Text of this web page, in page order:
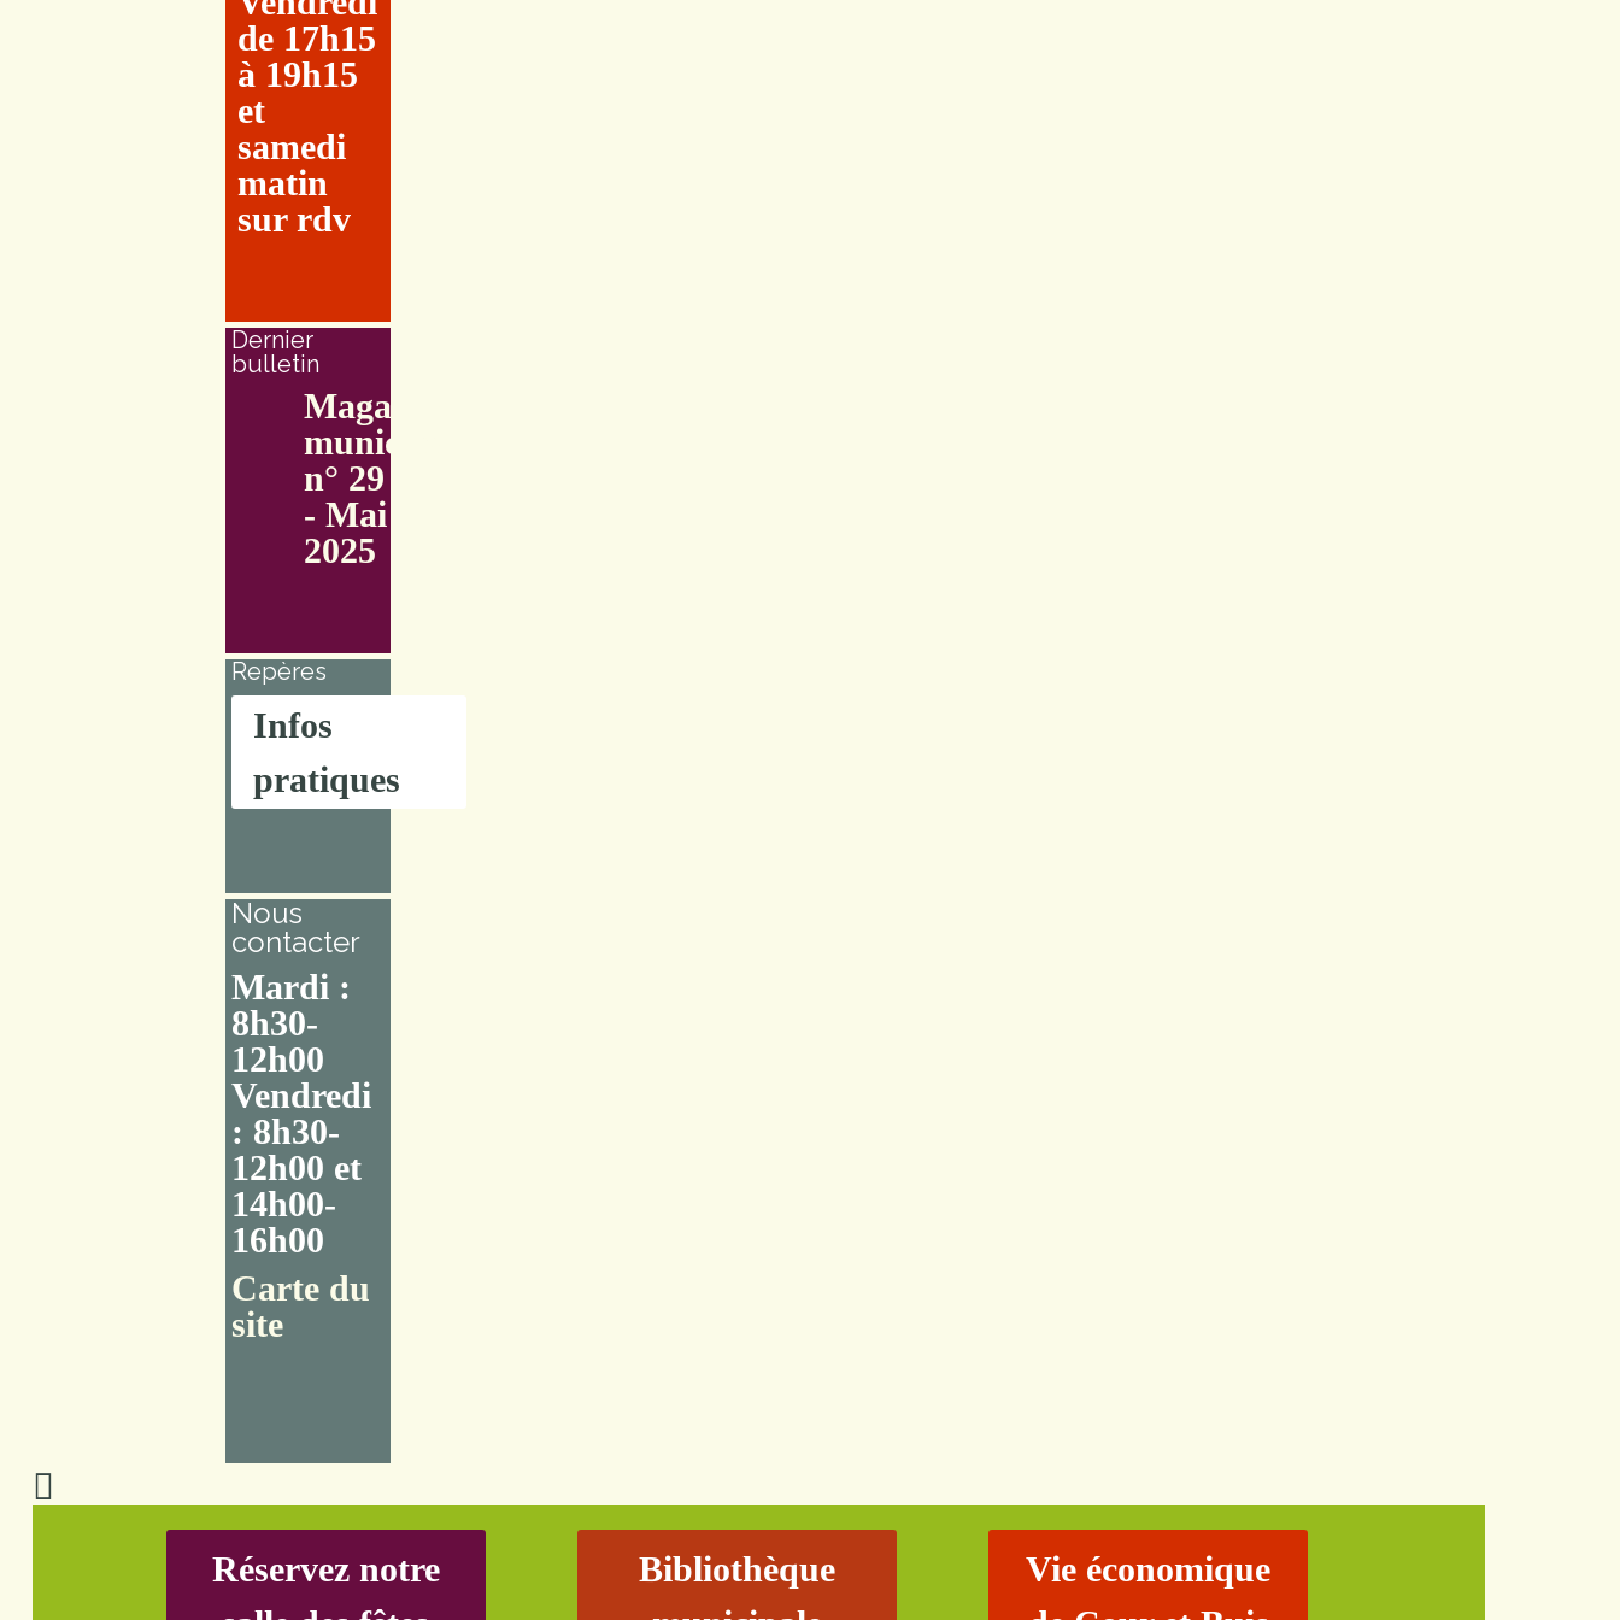
de 17h15
à 19h15
et
samedi
matin
sur rdv
Dernier
bulletin
Magazine
municipal
n° 29
- Mai
2025
Repères
Infos
pratiques
Nous
contacter
Mardi :
8h30-
12h00
Vendredi
: 8h30-
12h00 et
14h00-
16h00
Carte du
site
Réservez notre
Bibliothèque
Vie économique